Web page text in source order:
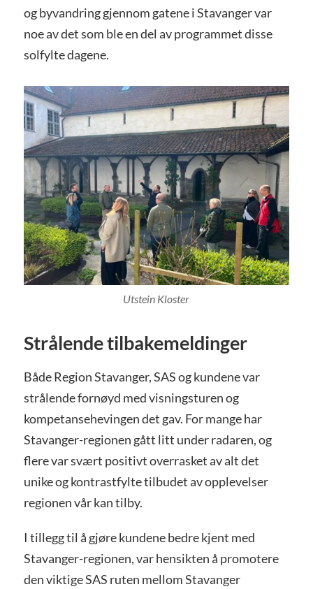
og byvandring gjennom gatene i Stavanger var
noe av det som ble en del av programmet disse
solfylte dagene.
Utstein Kloster
Strålende tilbakemeldinger
Både Region Stavanger, SAS og kundene var
strålende fornøyd med visningsturen og
kompetansehevingen det gav. For mange har
Stavanger-regionen gått litt under radaren, og
flere var svært positivt overrasket av alt det
unike og kontrastfylte tilbudet av opplevelser
regionen vår kan tilby.
I tillegg til å gjøre kundene bedre kjent med
Stavanger-regionen, var hensikten å promotere
den viktige SAS ruten mellom Stavanger